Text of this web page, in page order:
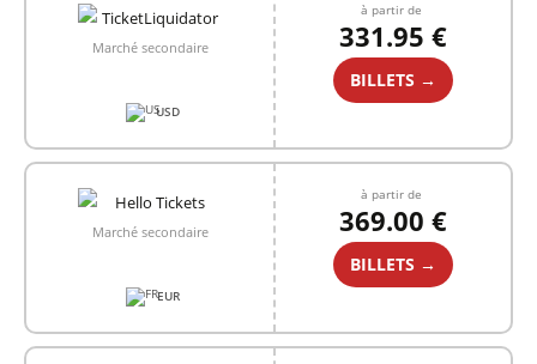
Marché secondaire
USD
à partir de
331.95 €
BILLETS →
Marché secondaire
EUR
à partir de
369.00 €
BILLETS →